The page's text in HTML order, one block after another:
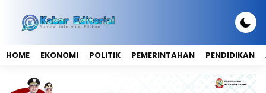
HOME EKONOMI POLITIK PEMERINTAHAN PENDIDIKAN